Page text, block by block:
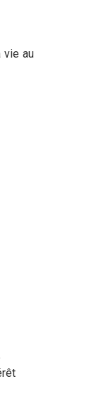
vie au